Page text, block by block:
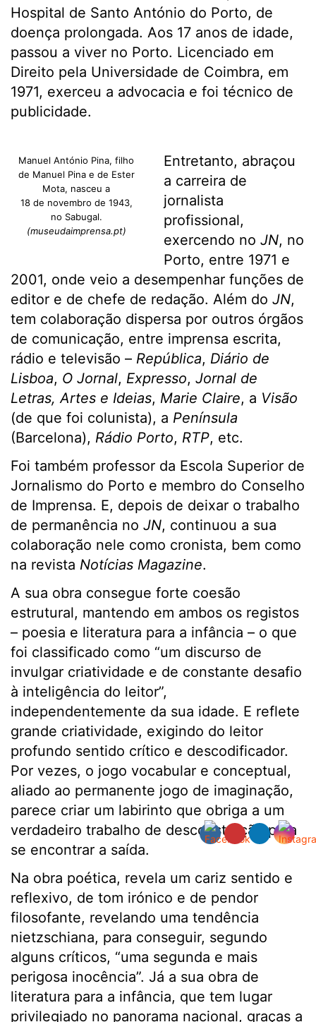
Hospital de Santo António do Porto, de
doença prolongada. Aos 17 anos de idade,
passou a viver no Porto. Licenciado em
Direito pela Universidade de Coimbra, em
1971, exerceu a advocacia e foi técnico de
publicidade.
Manuel António Pina, filho
de Manuel Pina e de Ester
Mota, nasceu a
18 de novembro de 1943,
no Sabugal.
(museudaimprensa.pt)
Entretanto, abraçou
a carreira de
jornalista
profissional,
exercendo no JN, no
Porto, entre 1971 e
2001, onde veio a desempenhar funções de
editor e de chefe de redação. Além do JN,
tem colaboração dispersa por outros órgãos
de comunicação, entre imprensa escrita,
rádio e televisão – República, Diário de
Lisboa, O Jornal, Expresso, Jornal de
Letras, Artes e Ideias, Marie Claire, a Visão
(de que foi colunista), a Península
(Barcelona), Rádio Porto, RTP, etc.
Foi também professor da Escola Superior de
Jornalismo do Porto e membro do Conselho
de Imprensa. E, depois de deixar o trabalho
de permanência no JN, continuou a sua
colaboração nele como cronista, bem como
na revista Notícias Magazine.
A sua obra consegue forte coesão
estrutural, mantendo em ambos os registos
– poesia e literatura para a infância – o que
foi classificado como “um discurso de
invulgar criatividade e de constante desafio
à inteligência do leitor”,
independentemente da sua idade. E reflete
grande criatividade, exigindo do leitor
profundo sentido crítico e descodificador.
Por vezes, o jogo vocabular e conceptual,
aliado ao permanente jogo de imaginação,
parece criar um labirinto que obriga a um
verdadeiro trabalho de desconstrução para
se encontrar a saída.
Na obra poética, revela um cariz sentido e
reflexivo, de tom irónico e de pendor
filosofante, revelando uma tendência
nietzschiana, para conseguir, segundo
alguns críticos, “uma segunda e mais
perigosa inocência”. Já a sua obra de
literatura para a infância, que tem lugar
privilegiado no panorama nacional, graças a